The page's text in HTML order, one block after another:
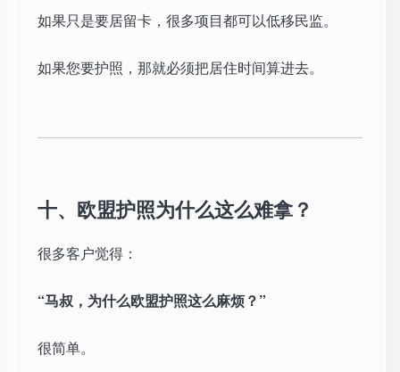
如果只是要居留卡，很多项目都可以低移民监。
如果您要护照，那就必须把居住时间算进去。
十、欧盟护照为什么这么难拿？
很多客户觉得：
“马叔，为什么欧盟护照这么麻烦？”
很简单。